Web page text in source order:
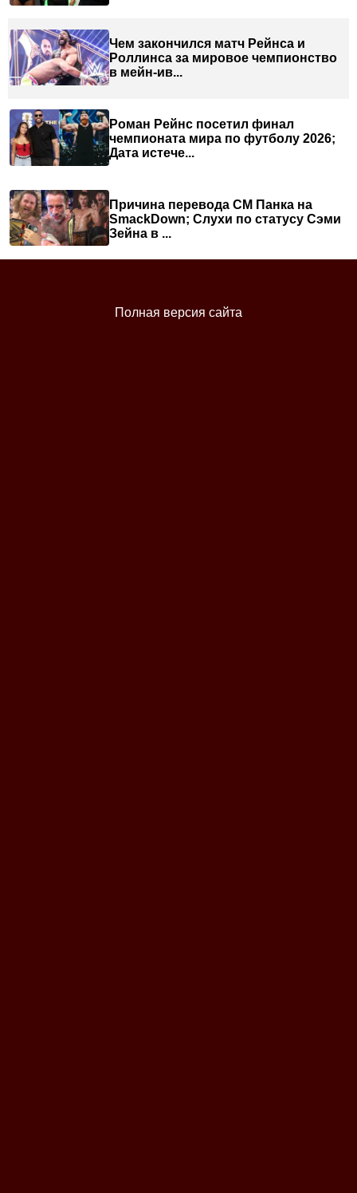
Чем закончился матч Рейнса и
Роллинса за мировое чемпионство
в мейн-ив...
Роман Рейнс посетил финал
чемпионата мира по футболу 2026;
Дата истече...
Причина перевода СМ Панка на
SmackDown; Слухи по статусу Сэми
Зейна в ...
Полная версия сайта